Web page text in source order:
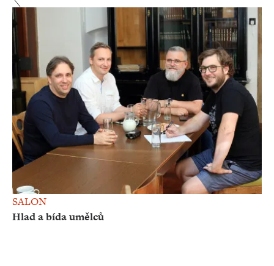
SALON
Hlad a bída umělců